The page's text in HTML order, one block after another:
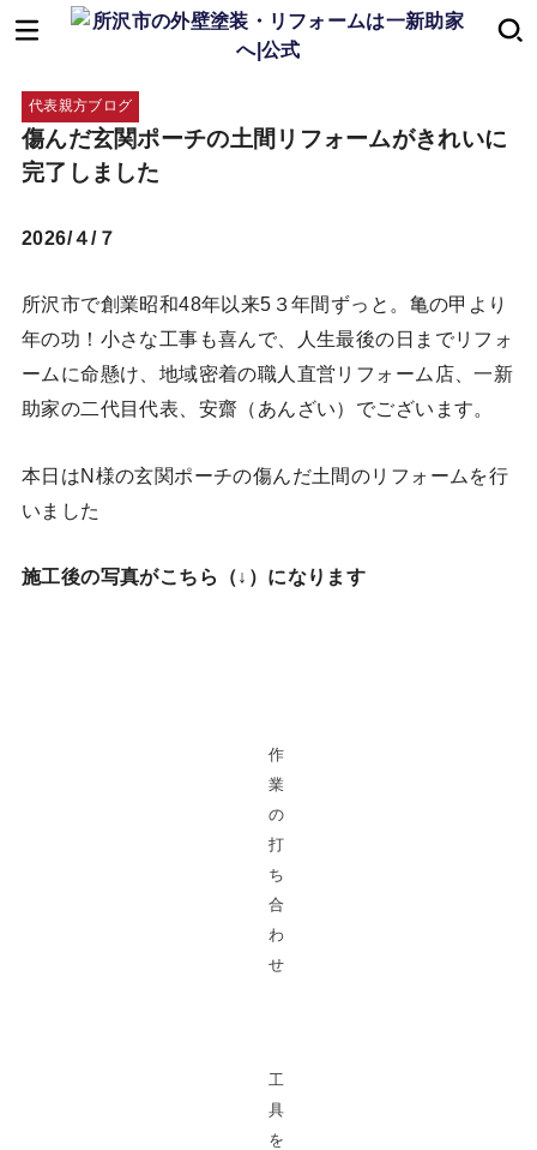
代表親方ブログ
傷んだ玄関ポーチの土間リフォームがきれいに
完了しました
2026/４/７
所沢市で創業昭和48年以来5３年間ずっと。亀の甲より
年の功！小さな工事も喜んで、人生最後の日までリフォ
ームに命懸け、地域密着の職人直営リフォーム店、一新
助家の二代目代表、安齋（あんざい）でございます。
本日はN様の玄関ポーチの傷んだ土間のリフォームを行
いました
施工後の写真がこちら（↓）になります
作
業
の
打
ち
合
わ
せ
工
具
を